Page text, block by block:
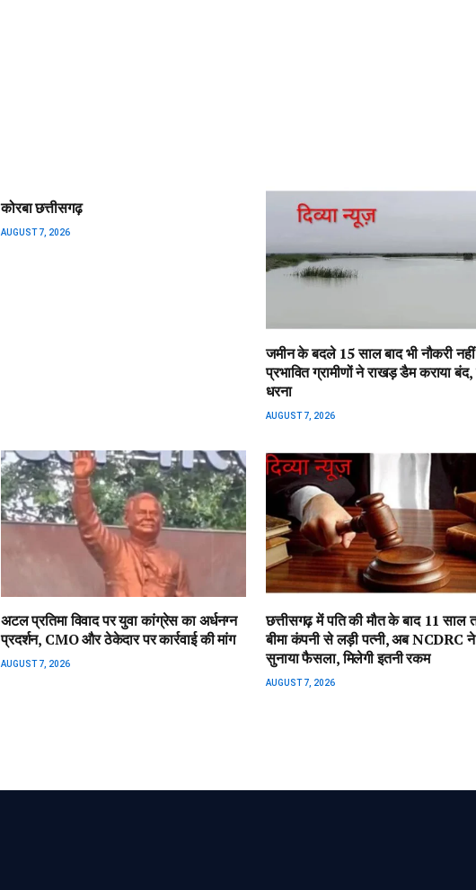
कोरबा छत्तीसगढ़
AUGUST 7, 2026
जमीन के बदले 15 साल बाद भी नौकरी
प्रभावित ग्रामीणों ने राखड़ डैम कराया बंद,
धरना
AUGUST 7, 2026
अटल प्रतिमा विवाद पर युवा कांग्रेस का अर्धनग्न
प्रदर्शन, CMO और ठेकेदार पर कार्रवाई की मांग
AUGUST 7, 2026
छत्तीसगढ़ में पति की मौत के बाद 11 साल
बीमा कंपनी से लड़ी पत्नी, अब NCDRC ने
सुनाया फैसला, मिलेगी इतनी रकम
AUGUST 7, 2026